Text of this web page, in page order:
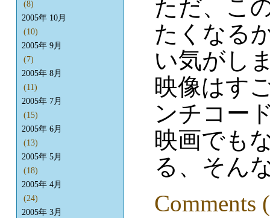
ただ、こ
たくなる
い気がし
映像はす
ンチコー
映画でも
る、そん
Comments
(8)
2005年 10月
(10)
2005年 9月
(7)
2005年 8月
(11)
2005年 7月
(15)
2005年 6月
(13)
2005年 5月
(18)
2005年 4月
(24)
2005年 3月